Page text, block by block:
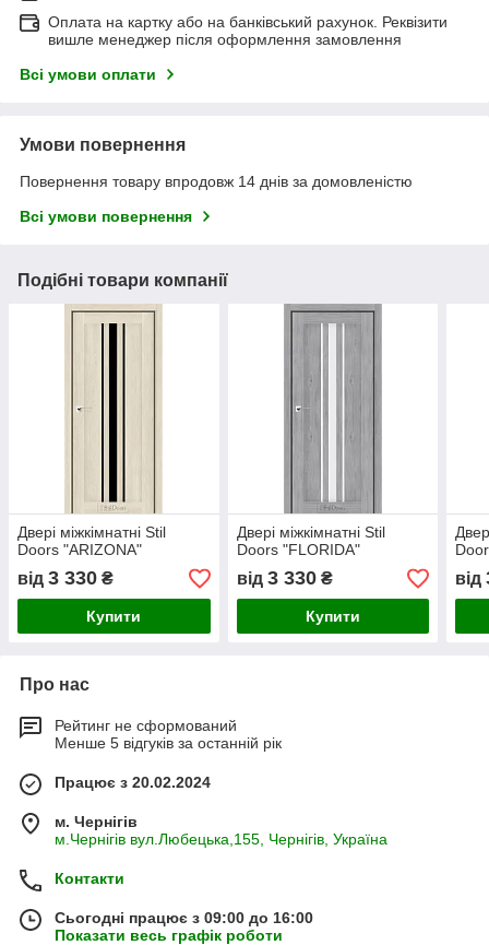
Оплата на картку або на банківський рахунок. Реквізити
вишле менеджер після оформлення замовлення
Всі умови оплати
Умови повернення
Повернення товару впродовж 14 днів за домовленістю
Всі умови повернення
Подібні товари компанії
Двері міжкімнатні Stil
Doors "ARIZONA"
від 3 330 ₴
Купити
Двері міжкімнатні Stil
Doors "FLORIDA"
від 3 330₴
Купити
від
Про нас
Рейтинг не сформований
Менше 5 відгуків за останній рік
Працює з 20.02.2024
м. Чернігів
м.Чернігів вул.Любецька,155, Чернігів, Україна
Контакти
Сьогодні працює з 09:00 до 16:00
Показати весь графік роботи